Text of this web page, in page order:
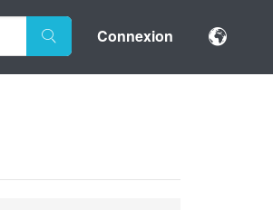
Connexion